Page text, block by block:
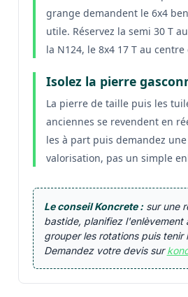
grange demandent le 6x4
utile. Réservez la semi 30 T
la N124, le 8x4 17 T au centre
Isolez la pierre
La pierre de taille puis les
anciennes se revendent en
les à part puis demandez
valorisation, pas un simple
Le conseil Koncrete :sur une
bastide, planifiez l'enlèvement
grouper les rotations puis tenir
Demandez votre devis sur